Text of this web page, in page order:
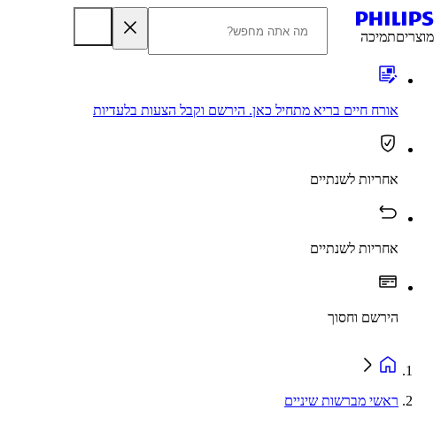
מוצריםתמיכה
אורח חיים בריא מתחיל כאן. הירשם וקבל הצעות בלעדיות
אחריות לשנתיים
אחריות לשנתיים
הירשם וחסוך
ראשי מברשות שיניים